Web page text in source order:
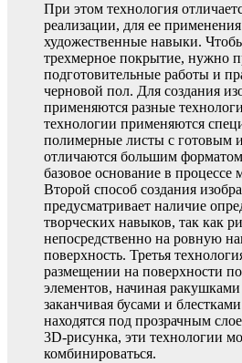
При этом технология
реализации, для ее
художественные навыки.
трехмерное покрытие, нужно
подготовительные работы и
черновой пол. Для создания
применяются разные
технологии применяются
полимерные листы с готовым
отличаются большим
базовое основание в процессе
Второй способ создания
предусматривает наличие
творческих навыков, так как
непосредственно на ровную
поверхность. Третья
размещении на поверхности
элементов, начиная
заканчивая бусами и
находятся под прозрачным
3D-рисунка, эти технологии
комбинироваться.